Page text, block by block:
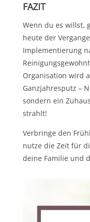
FAZIT
Wenn du es willst,
heute der
Implementierung
Organisation wird
Ganzjahresputz –
sondern ein
strahlt!
Verbringe den
nutze die Zeit für
deine Familie und